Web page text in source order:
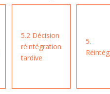
5.2 Décision
réintégration
tardive
5.